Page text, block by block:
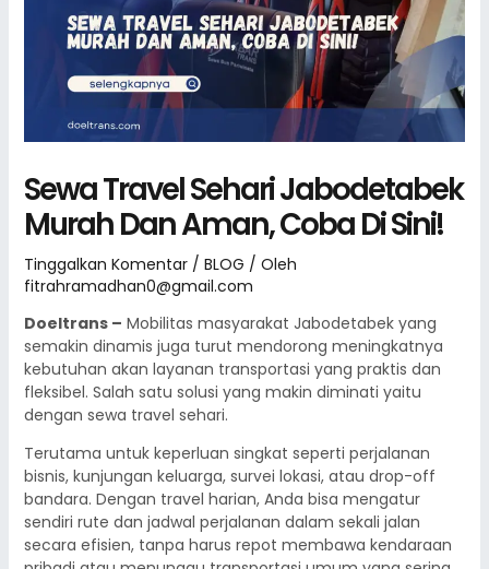
Sewa Travel Sehari Jabodetabek
Murah Dan Aman, Coba Di Sini!
Tinggalkan Komentar / BLOG / Oleh
fitrahramadhan0@gmail.com
Doeltrans – Mobilitas masyarakat Jabodetabek yang
semakin dinamis juga turut mendorong meningkatnya
kebutuhan akan layanan transportasi yang praktis dan
fleksibel. Salah satu solusi yang makin diminati yaitu
dengan sewa travel sehari.
Terutama untuk keperluan singkat seperti perjalanan
bisnis, kunjungan keluarga, survei lokasi, atau drop-off
bandara. Dengan travel harian, Anda bisa mengatur
sendiri rute dan jadwal perjalanan dalam sekali jalan
secara efisien, tanpa harus repot membawa kendaraan